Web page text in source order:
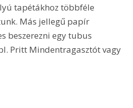
tapétákhoz többféle
Más jellegű papír
beszerezni egy tubus
Pritt Mindentragasztót vagy